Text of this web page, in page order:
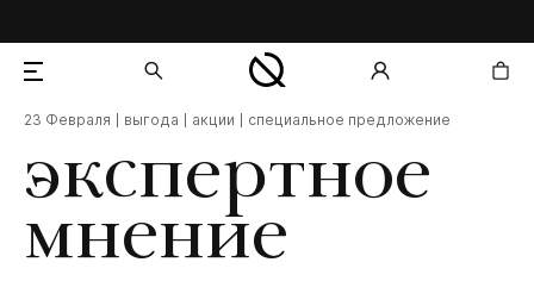
экспертное
мнение
23 Февраля выгода акции специальное предложение